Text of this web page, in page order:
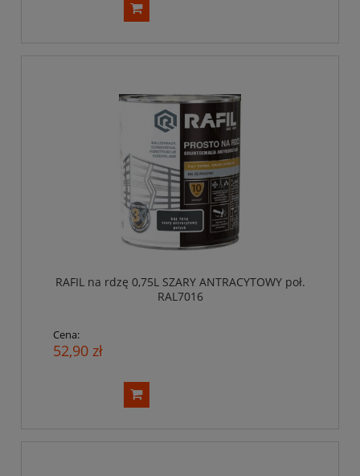
RAFIL na rdzę 0,75L SZARY ANTRACYTOWY poł.
RAL7016
Cena:
52,90 zł